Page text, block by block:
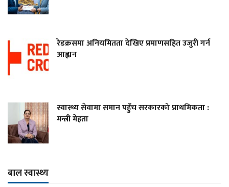
रेडक्रसमा अनियमितता देखिए प्रमाणसहित उजुरी गर्न
आह्वान
स्वास्थ्य सेवामा समान पहुँच सरकारको प्राथमिकता :
मन्त्री मेहता
बाल स्वास्थ्य